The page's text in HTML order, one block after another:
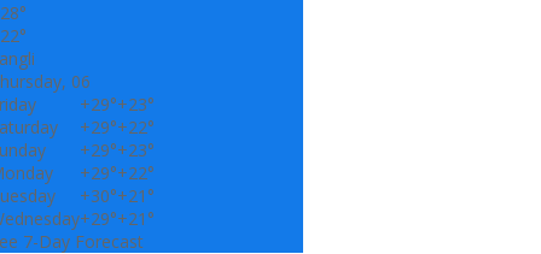
28°
22°
06
+29°+23°
+29°+22°
+29°+23°
+29°+22°
+30°+21°
+29°+21°
7-Day Forecast